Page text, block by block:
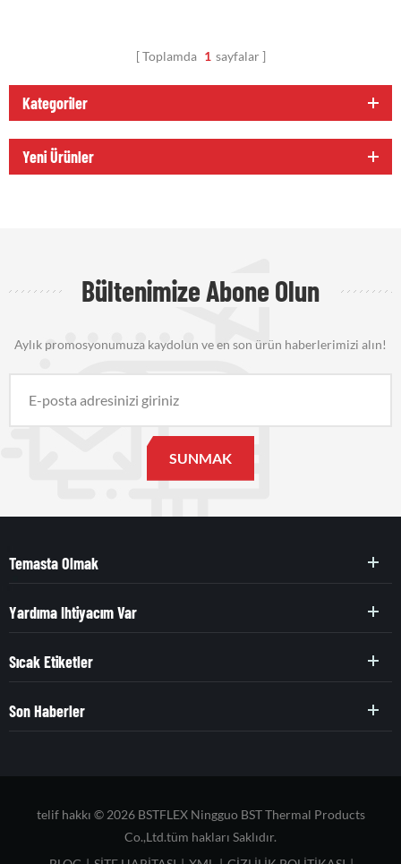
Toplamda 1 sayfalar
Kategoriler
Yeni Ürünler
Bültenimize Abone Olun
Aylık promosyonumuza kaydolun ve en son ürün haberlerimizi alın!
Temasta Olmak
Yardıma Ihtiyacım Var
Sıcak Etiketler
Son Haberler
telif hakkı © 2026 BSTFLEX Ningguo BST Thermal Products
Co.,Ltd.tüm hakları Saklıdır.